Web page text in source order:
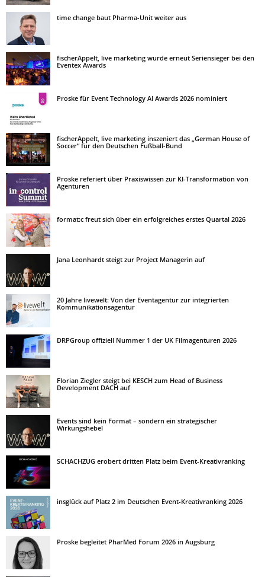
time change baut Pharma-Unit weiter aus
fischerAppelt, live marketing wurde erneut Seriensieger bei den
Eventex Awards
Proske für Event Technology AI Awards 2026 nominiert
fischerAppelt, live marketing inszeniert das „German House of
Soccer“ für den Deutschen Fußball-Bund
Proske referiert über Praxiswissen zur KI-Transformation von
Agenturen
format:c freut sich über ein erfolgreiches erstes Quartal 2026
Jana Leonhardt steigt zur Project Managerin auf
20 Jahre livewelt: Von der Eventagentur zur integrierten
Kommunikationsagentur
DRPGroup offiziell Nummer 1 der UK Filmagenturen 2026
Florian Ziegler steigt bei KESCH zum Head of Business
Development DACH auf
Events sind kein Format – sondern ein strategischer
Wirkungshebel
SCHACHZUG erobert dritten Platz beim Event-Kreativranking
insglück auf Platz 2 im Deutschen Event-Kreativranking 2026
Proske begleitet PharMed Forum 2026 in Augsburg